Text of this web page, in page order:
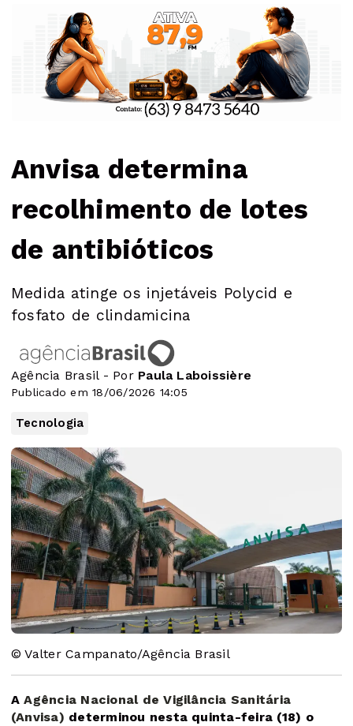
Anvisa determina
recolhimento de lotes
de antibióticos
Medida atinge os injetáveis Polycid e
fosfato de clindamicina
Agência Brasil - Por Paula Laboissière
Publicado em 18/06/2026 14:05
Tecnologia
© Valter Campanato/Agência Brasil
AAgência Nacional de Vigilância Sanitária
(Anvisa) determinou nesta quinta-feira (18) o